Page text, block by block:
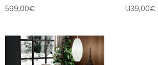
599,00€ 1.139,00€